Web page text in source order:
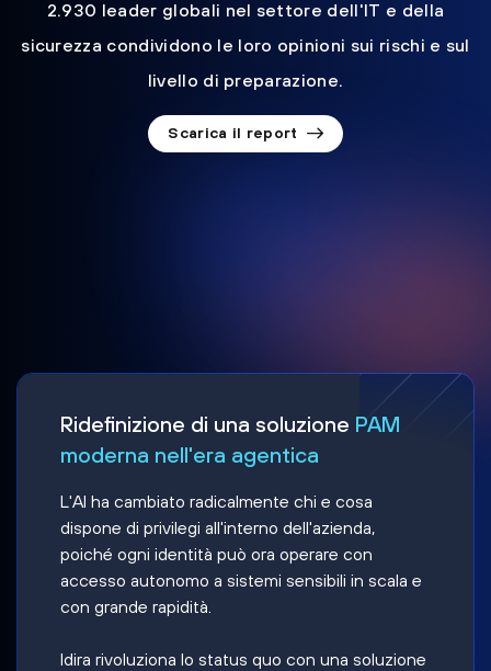
2.930 leader globali nel settore dell'IT e della
sicurezza condividono le loro opinioni sui rischi e sul
livello di preparazione.
Scarica il report
Ridefinizione di una soluzione PAM
moderna nell'era agentica
L'AI ha cambiato radicalmente chi e cosa
dispone di privilegi all'interno dell'azienda,
poiché ogni identità può ora operare con
accesso autonomo a sistemi sensibili in scala e
con grande rapidità.
Idira rivoluziona lo status quo con una soluzione